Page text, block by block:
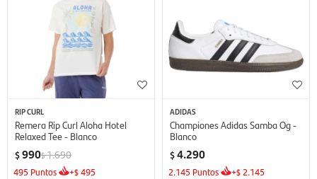
RIP CURL
Remera Rip Curl Aloha Hotel
Relaxed Tee - Blanco
$990$1.690
495 Puntos +$495
ADIDAS
Championes Adidas Samba Og -
Blanco
$4.290
2.145 Puntos +$ 2.145